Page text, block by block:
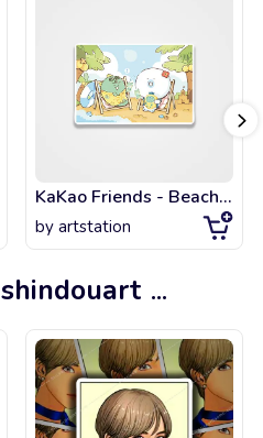
KaKao Friends - Beachside Chilling with Jordy and Angmond
by artstation
shindouart ...